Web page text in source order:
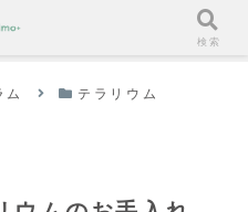
ム テラリウム
検索